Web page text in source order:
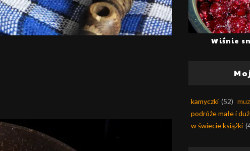
Wiśnie
kamyczki (52)
podróże małe i
w świecie książki